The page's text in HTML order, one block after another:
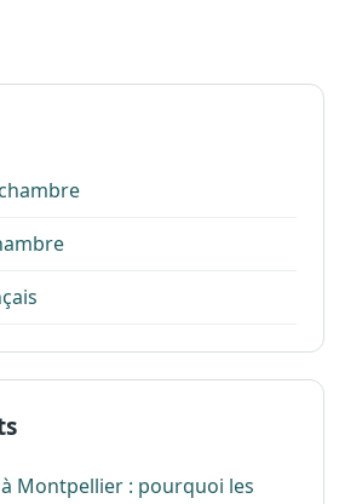
Montpellier : pourquoi les